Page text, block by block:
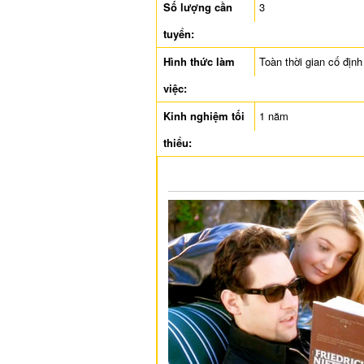
Số lượng cần
tuyển:
3
Hình thức làm
việc:
Toàn thời gian cố định
Kinh nghiệm tối
thiểu:
1 năm